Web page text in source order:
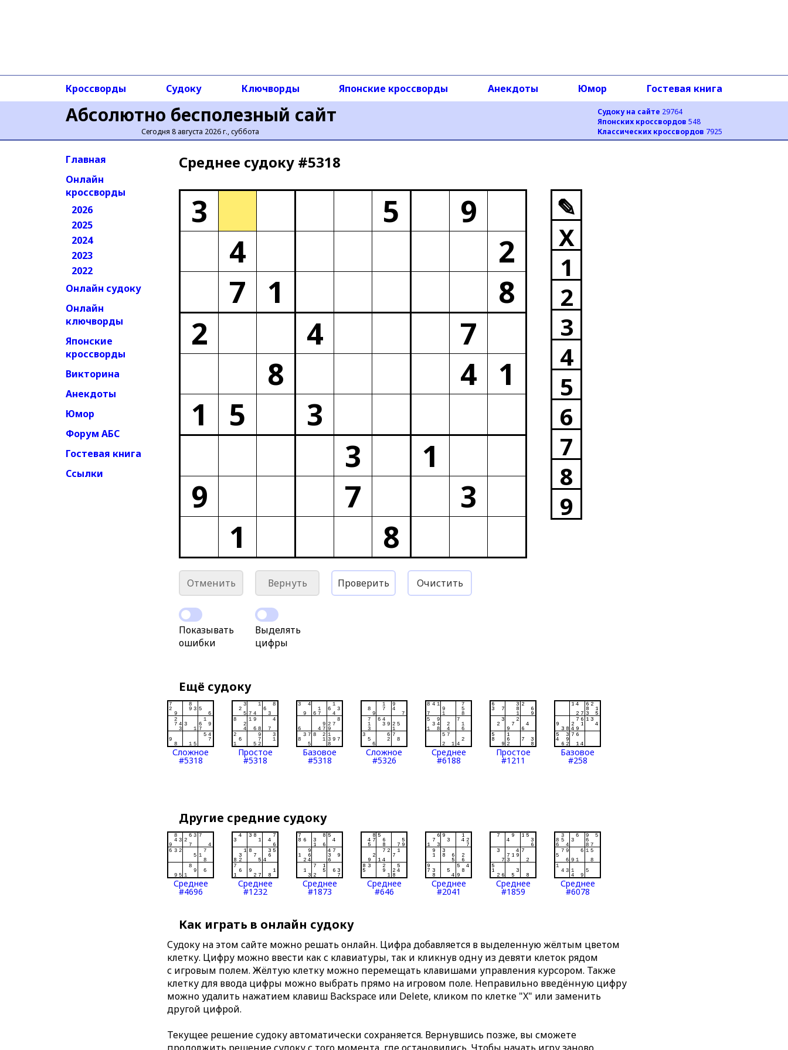
Абсолютно бесполезный сайт
Сегодня 8 августа 2026 г., суббота
Судоку на сайте 29764
Японских кроссвордов 548
Классических кроссвордов 7925
Кроссворды Судоку Ключворды Японские кроссворды Анекдоты Юмор Гостевая книга
Главная
Онлайн
кроссворды
2026
2025
2024
2023
2022
Онлайн судоку
Онлайн
ключворды
Японские
кроссворды
Викторина
Анекдоты
Юмор
Форум АБС
Гостевая книга
Ссылки
Среднее cудоку #5318
3 5
9
4
2
7
1
8
2
4
7
8
4 1
1
5
3
3
1
9
7
3
1
8
✎
X
1
2
3
4
5
6
7
8
9
Отменить Вернуть Проверить Очистить
Показывать
ошибки
Выделять
цифры
Ещё судоку
Сложное
#5318
Простое
#5318
Базовое
#5318
Сложное
#5326
Среднее
#6188
Простое
#1211
Базовое
#258
Другие средние судоку
Среднее
#4696
Среднее
#1232
Среднее
#1873
Среднее
#646
Среднее
#2041
Среднее
#1859
Среднее
#6078
Как играть в онлайн судоку
Судоку на этом сайте можно решать онлайн. Цифра добавляется в выделенную жёлтым цветом
клетку. Цифру можно ввести как с клавиатуры, так и кликнув одну из девяти клеток рядом
с игровым полем. Жёлтую клетку можно перемещать клавишами управления курсором. Также
клетку для ввода цифры можно выбрать прямо на игровом поле. Неправильно введённую цифру
можно удалить нажатием клавиш Backspace или Delete, кликом по клетке "X" или заменить
другой цифрой.
Текущее решение судоку автоматически сохраняется. Вернувшись позже, вы сможете